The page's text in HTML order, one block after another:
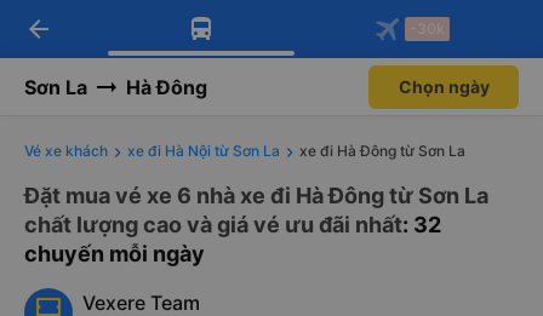
Tải app Vexere ngay!
Nhận ưu đãi thành viên độc
Mở app
Tải app Vexere
-30k/ghế khi đặt vé máy bay qua
Mở app
arrow_back -30k
Sơn La Hà Đông Chọn ngày
Vé xe khách xe đi Hà Nội từ Sơn La xe đi Hà Đông từ Sơn La
Đặt mua vé xe 6 nhà xe đi Hà Đông từ Sơn La
chất lượng cao và giá vé ưu đãi nhất: 32
chuyến mỗi ngày
Vexere Team